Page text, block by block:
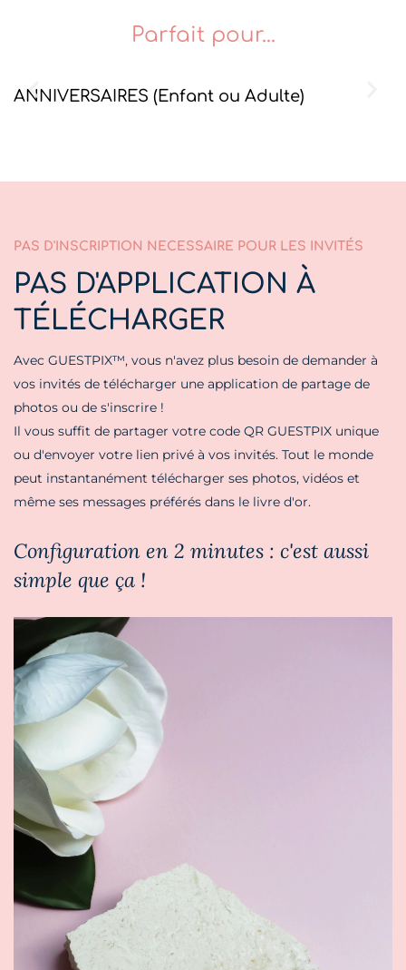
Parfait pour...
ANNIVERSAIRES (Enfant ou Adulte)
PAS D'INSCRIPTION NECESSAIRE POUR LES INVITÉS
PAS D'APPLICATION À
TÉLÉCHARGER
Avec GUESTPIX™, vous n'avez plus besoin de demander à
vos invités de télécharger une application de partage de
photos ou de s'inscrire !
Il vous suffit de partager votre code QR GUESTPIX unique
ou d'envoyer votre lien privé à vos invités. Tout le monde
peut instantanément télécharger ses photos, vidéos et
même ses messages préférés dans le livre d'or.
Configuration en 2 minutes : c'est aussi
simple que ça !